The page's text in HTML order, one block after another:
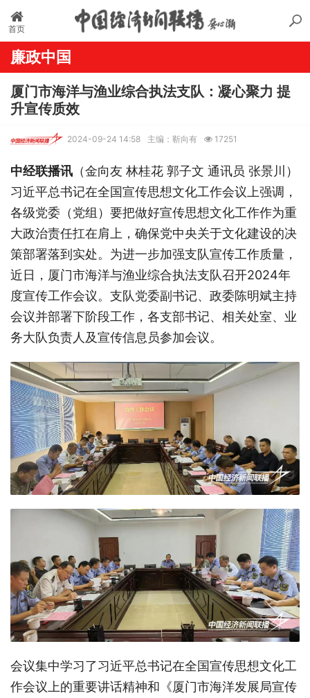
首页
廉政中国
厦门市海洋与渔业综合执法支队：凝心聚力 提
升宣传质效
2024-09-24 14:58 主编：靳向有 17251
中经联播讯 （金向友 林桂花 郭子文 通讯员 张景川）
习近平总书记在全国宣传思想文化工作会议上强调，
各级党委（党组）要把做好宣传思想文化工作作为重
大政治责任扛在肩上，确保党中央关于文化建设的决
策部署落到实处。为进一步加强支队宣传工作质量，
近日，厦门市海洋与渔业综合执法支队召开2024年
度宣传工作会议。支队党委副书记、政委陈明斌主持
会议并部署下阶段工作，各支部书记、相关处室、业
务大队负责人及宣传信息员参加会议。
会议集中学习了习近平总书记在全国宣传思想文化工
作会议上的重要讲话精神和《厦门市海洋发展局宣传